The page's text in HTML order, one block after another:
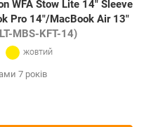
WFA Stow Lite 14" Sleeve
Pro 14"/MacBook Air 13"
MBS-KFT-14)
7 років